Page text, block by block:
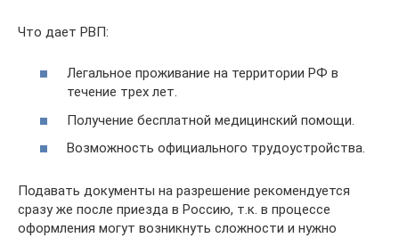
Что дает РВП:
Легальное проживание на территории РФ в
течение трех лет.
Получение бесплатной медицинский помощи.
Возможность официального трудоустройства.
Подавать документы на разрешение рекомендуется
сразу же после приезда в Россию, т.к. в процессе
оформления могут возникнуть сложности и нужно